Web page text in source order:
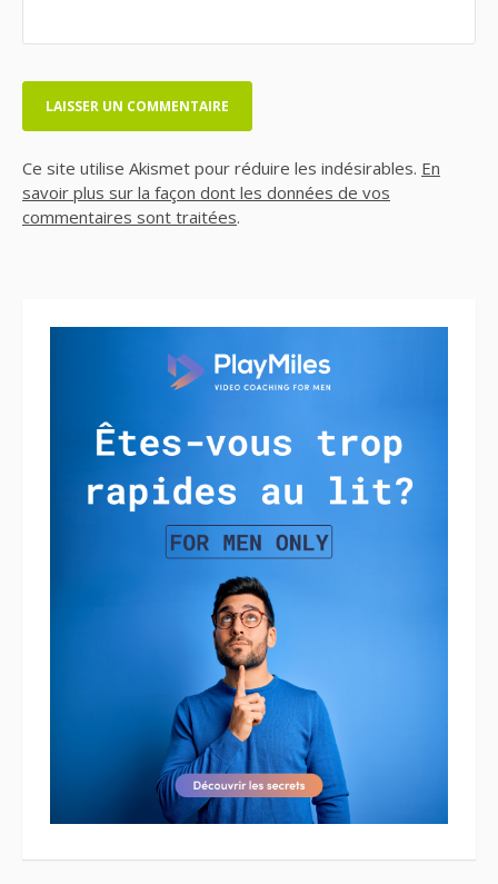
Ce site utilise Akismet pour réduire les indésirables. En
savoir plus sur la façon dont les données de vos
commentaires sont traitées.